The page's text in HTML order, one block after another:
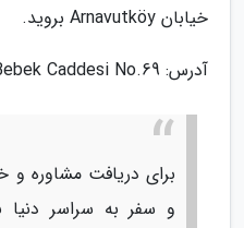
خیابان Arnavutköy بروید.
آدرس: Arnavutköy Mahallesi Bebek Caddesi No.69
برای دریافت مشاوره
و سفر به سراسر دنیا